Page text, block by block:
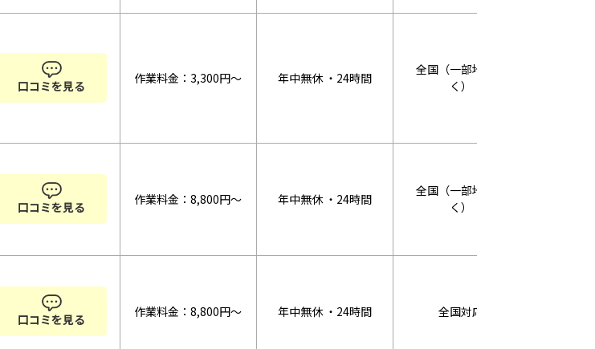
口コミを見る
作業料金：3,300円～ 年中無休 ・24時間
全国（一部地域除
く）
口コミを見る
作業料金：8,800円～ 年中無休 ・24時間
全国（一部地域除
く）
口コミを見る
作業料金：8,800円～ 年中無休 ・24時間 全国対応